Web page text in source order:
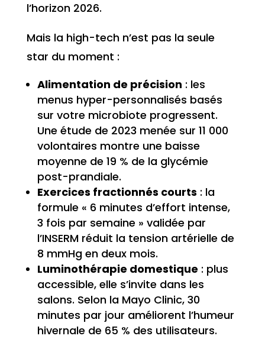
l’horizon 2026.
Mais la high-tech n’est pas la seule
star du moment :
Alimentation de précision : les
menus hyper-personnalisés basés
sur votre microbiote progressent.
Une étude de 2023 menée sur 11 000
volontaires montre une baisse
moyenne de 19 % de la glycémie
post-prandiale.
Exercices fractionnés courts : la
formule « 6 minutes d’effort intense,
3 fois par semaine » validée par
l’INSERM réduit la tension artérielle de
8 mmHg en deux mois.
Luminothérapie domestique : plus
accessible, elle s’invite dans les
salons. Selon la Mayo Clinic, 30
minutes par jour améliorent l’humeur
hivernale de 65 % des utilisateurs.